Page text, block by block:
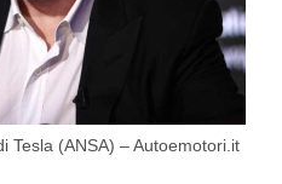
Tesla (ANSA) – Autoemotori.it